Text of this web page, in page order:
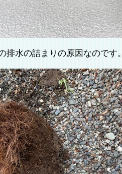
排水の詰まりの原因なのです。